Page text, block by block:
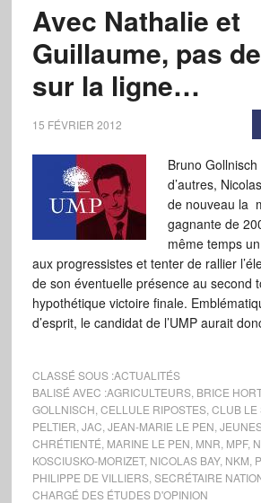
Avec Nathalie et
Guillaume, pas
sur la ligne…
15 FÉVRIER 2012
Bruno
d’autres,
de nouveau la
gagnante de
même temps
aux progressistes et tenter de rallier
de son éventuelle présence au second
hypothétique victoire finale.
d’esprit, le candidat de l’UMP aurait
CLASSÉ SOUS :ACTUALITÉS
BALISÉ AVEC :AGRICULTEURS, BRICE
GOLLNISCH CELLULE RIPOSTES, CLUB LE
PELTIER JAC JEAN-MARIE LE PEN
CHRÉTIENTÉ MARINE LE PEN MNR MPF,
KOSCIUSKO-MORIZET, NICOLAS BAY, NKM
PHILIPPE DE VILLIERS, SECRÉTAIRE
CHARGÉ DES ÉTUDES D'OPINION